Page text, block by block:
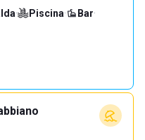
· Piscina· Bar·